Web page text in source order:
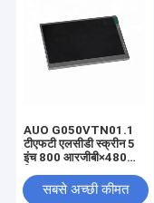
AUO G050VTN01.1
टीएफटी एलसीडी स्क्रीन 5
इंच 800 आरजीबी×480
सबसे अच्छी कीमत